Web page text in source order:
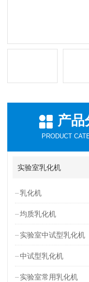
产品
PRODUCT
实验室乳化机
乳化机
均质乳化机
实验室中试型乳化机
中试型乳化机
实验室常用乳化机